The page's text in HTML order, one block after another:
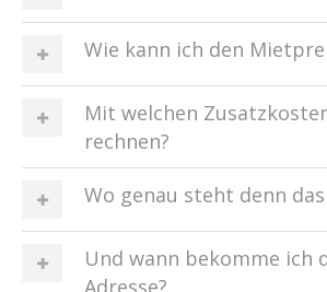
Wie kann ich den
Mit welchen
rechnen?
Wo genau steht denn
Und wann bekomme ich
Adresse?